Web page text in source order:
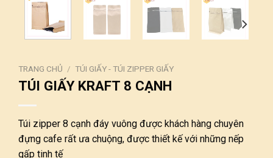
TRANG CHỦ / TÚI GIẤY - TÚI ZIPPER GIẤY
TÚI GIẤY KRAFT 8 CẠNH
Túi zipper 8 cạnh đáy vuông được khách hàng chuyên
đựng cafe rất ưa chuộng, được thiết kế với những nếp
gấp tinh tế